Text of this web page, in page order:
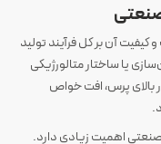
صنعتی
کیفیت آن بر کل فرآیند تولید
یا ساختار متالورژیکی
بالای پرس، افت خواص
صنعتی اهمیت زیادی دارد.